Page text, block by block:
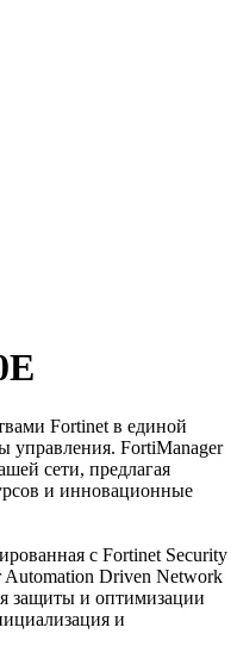
Fortinet в единой
управления. FortiManager
сети, предлагая
и инновационные
с Fortinet Security
Automation Driven Network
защиты и оптимизации
и